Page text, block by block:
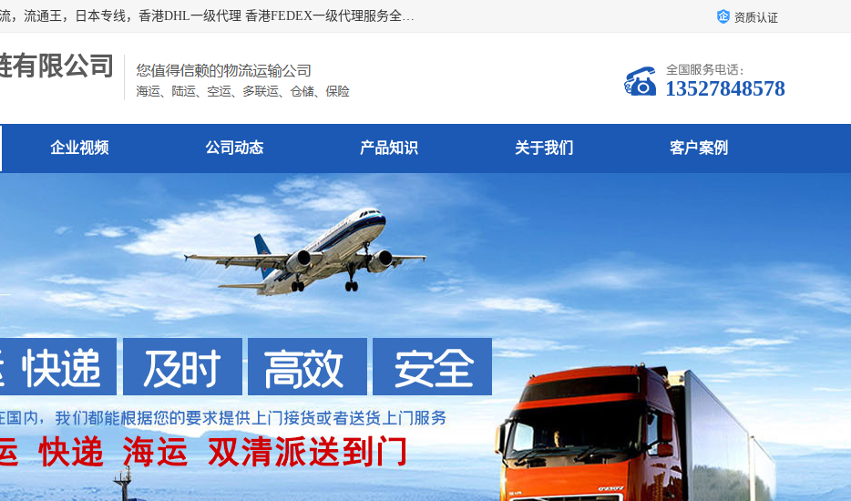
广州深圳东莞上海香港起运到日本各地日本专线快递物流，流通王，日本专线，香港DHL一级代理 香港FEDEX一级代理服务全球主要地区。我司各员工在国际物流行业经验超8年，热枕为各广大进口商与进口商提供优质服务. 资质认证
有限公司
13527848578
企业视频 公司动态 产品知识 关于我们 客户案例